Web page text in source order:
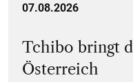
07.08.2026
Tchibo bringt
Österreich